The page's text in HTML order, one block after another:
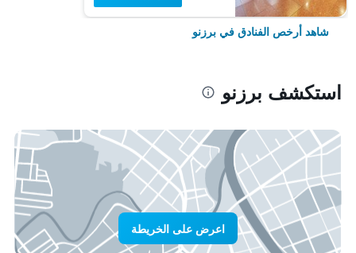
شاهد أرخص الفنادق في برزنو
استكشف برزنو
اعرض على الخريطة